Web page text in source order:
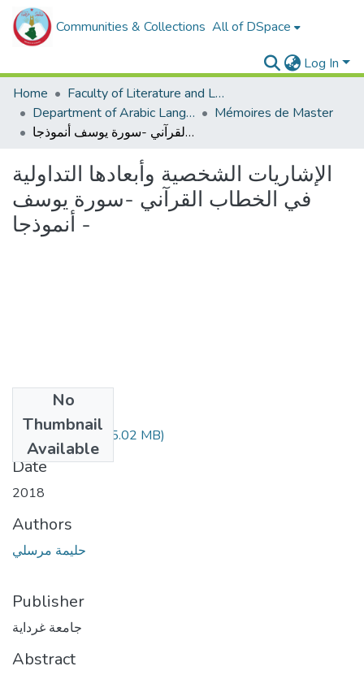
Communities & Collections All of DSpace
Log In
Home
Faculty of Literature and Languages
Department of Arabic Language and Literature
Mémoires de Master
الإشاريات الشخصية وأبعادها التداولية في الخطاب القرآني -سورة يوسف أنموذجا -
الإشاريات الشخصية وأبعادها التداولية
في الخطاب القرآني -سورة يوسف
أنموذجا -
No
Thumbnail
Available
408.04.207.pdf (5.02 MB)
Date
2018
Authors
حليمة مرسلي
Publisher
جامعة غرداية
Abstract